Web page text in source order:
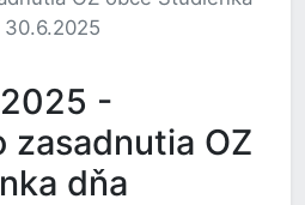
30.6.2025
-
zasadnutia OZ
dňa